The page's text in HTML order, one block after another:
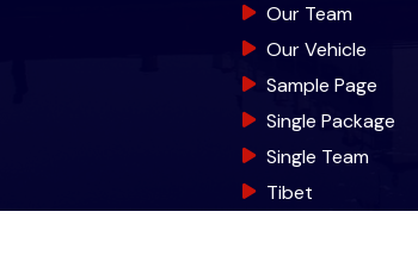
Our Team
Our Vehicle
Sample Page
Single Package
Single Team
Tibet